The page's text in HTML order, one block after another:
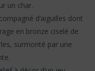
un char.
d’aiguilles dont
en bronze ciselé de
surmonté par une